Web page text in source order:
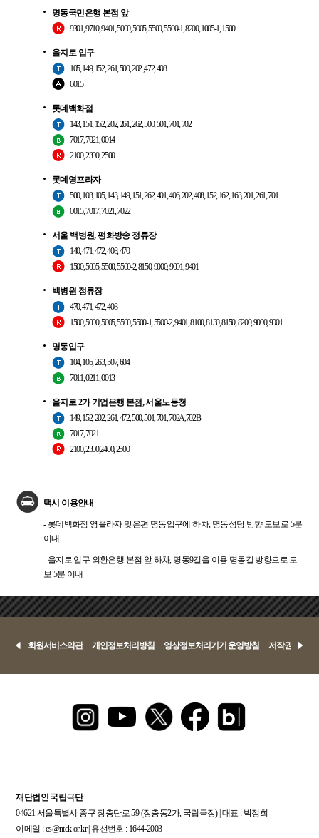
명동국민은행 본점 앞
9301, 9710, 9401, 5000, 5005, 5500, 5500-1, 8200, 1005-1, 1500
을지로 입구
105, 149, 152, 261, 500, 202 ,472, 408
6015
롯데백화점
143, 151, 152, 202, 261, 262, 500, 501, 701, 702
7017, 7021, 0014
2100, 2300, 2500
롯데영프라자
500, 103, 105, 143, 149, 151, 262, 401, 406, 202, 408, 152, 162, 163, 201, 261, 701
0015, 7017, 7021, 7022
서울 백병원, 평화방송 정류장
140, 471, 472, 408, 470
1500, 5005, 5500, 5500-2, 8150, 9000, 9001, 9401
백병원 정류장
470, 471, 472, 408
1500, 5000, 5005, 5500, 5500-1, 5500-2, 9401, 8100, 8130, 8150, 8200, 9000, 9001
명동입구
104, 105, 263, 507, 604
7011, 0211, 0013
을지로 2가 기업은행 본점, 서울노동청
149, 152, 202, 261, 472, 500, 501, 701, 702A,702B
7017, 7021
2100, 2300,2400, 2500
택시 이용안내
- 롯데백화점 영플라자 맞은편 명동입구에 하차, 명동성당 방향 도보로 5분
이내
- 을지로 입구 외환은행 본점 앞 하차, 명동9길을 이용 명동길 방향으로 도
보 5분 이내
회원서비스약관 개인정보처리방침 영상정보처리기기 운영방침 저작권정책
재단법인 국립극단
04621 서울특별시 중구 장충단로 59 (장충동2가, 국립극장) | 대표 : 박정희
이메일 : cs@ntck.or.kr | 유선번호 : 1644-2003